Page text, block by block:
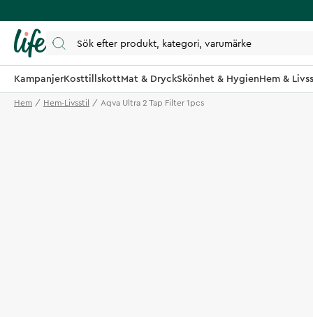
KampanjerKosttillskottMat & DryckSkönhet & HygienHem &
Hem Hem-Livsstil Aqva Ultra 2 Tap Filter 1pcs